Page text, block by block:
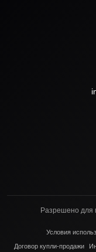
Разрешено для
Условия
Договор купли-продажи